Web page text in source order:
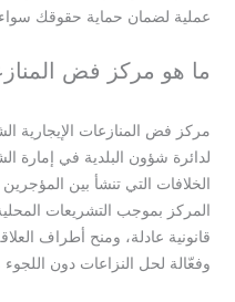
عملية لضمان حماية حقوقك
ما هو مركز فض
مركز فض المنازعات الإيجارية
لدائرة شؤون البلدية في إمارة
الخلافات التي تنشأ بين
المركز بموجب التشريعات
قانونية عادلة، ومنح أطراف
وفعّالة لحل النزاعات دون